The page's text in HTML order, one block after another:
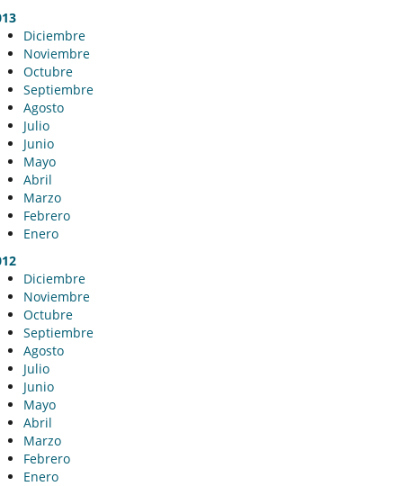
Diciembre
Noviembre
Octubre
Septiembre
Agosto
Julio
Junio
Mayo
Abril
Marzo
Febrero
Enero
Diciembre
Noviembre
Octubre
Septiembre
Agosto
Julio
Junio
Mayo
Abril
Marzo
Febrero
Enero